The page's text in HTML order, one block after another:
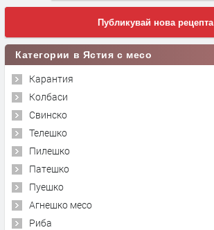
Публикувай нова рецепта
Категории в Ястия с месо
Карантия
Колбаси
Свинско
Телешко
Пилешко
Патешко
Пуешко
Агнешко месо
Риба